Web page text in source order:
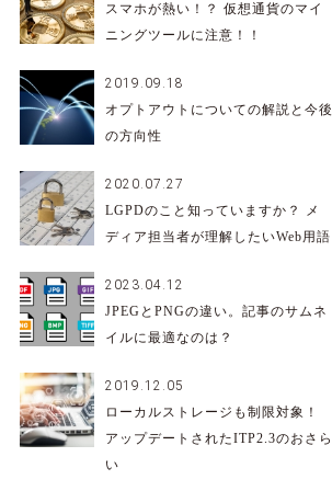
スマホが熱い！？ 仮想通貨のマイ
ニングツールに注意！！
2019.09.18
オプトアウトについての解説と今後
の方向性
2020.07.27
LGPDのこと知っていますか？ メ
ディア担当者が理解したいWeb用語
2023.04.12
JPEGとPNGの違い。記事のサムネ
イルに最適なのは？
2019.12.05
ローカルストレージも制限対象！
アップデートされたITP2.3のおさら
い